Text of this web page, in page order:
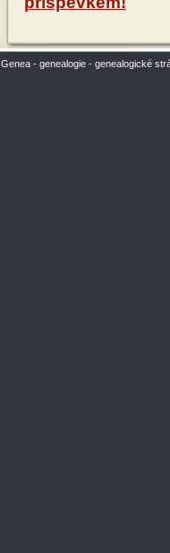
Genea - genealogie - genealogické